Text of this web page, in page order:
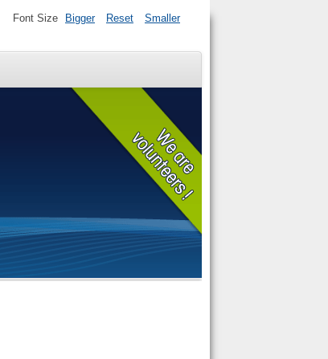
Font Size Bigger Reset Smaller